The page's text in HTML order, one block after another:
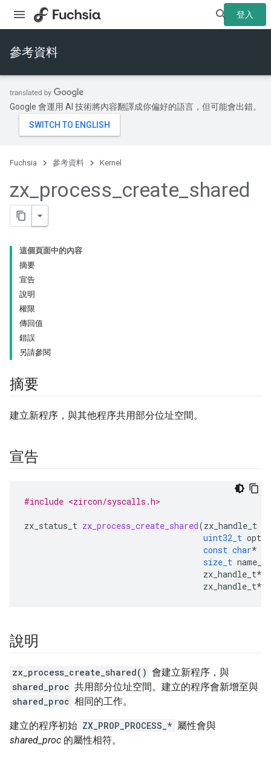
登入
參考資料
Google 會運用 AI 技術將內容翻譯成你偏好的語言，但可能會出錯。
Fuchsia 參考資料 Kernel
zx_process_create_shared
這個頁面中的內容
摘要
宣告
說明
權限
傳回值
錯誤
另請參閱
摘要
建立新程序，與其他程序共用部分位址空間。
宣告
#include <zircon/syscalls.h>
zx_status_t zx_process_create_shared(zx_handle_t
uint32_t
const char*
size_t
zx_handle_t*
zx_handle_t*
說明
zx_process_create_shared() 會建立新程序，與
shared_proc 共用部分位址空間。建立的程序會新增至與
shared_proc 相同的工作。
建立的程序初始 ZX_PROP_PROCESS_* 屬性會與
shared_proc 的屬性相符。